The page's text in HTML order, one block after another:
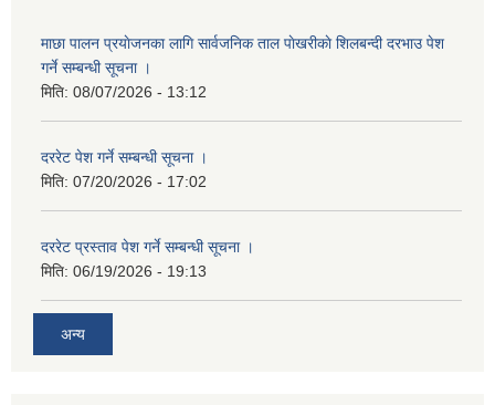
माछा पालन प्रयाेजनका लागि सार्वजनिक ताल पाेखरीकाे शिलबन्दी दरभाउ पेश
गर्ने सम्बन्धी सूचना ।
मिति: 08/07/2026 - 13:12
दररेट पेश गर्ने सम्बन्धी सूचना ।
मिति: 07/20/2026 - 17:02
दररेट प्रस्ताव पेश गर्ने सम्बन्धी सूचना ।
मिति: 06/19/2026 - 19:13
अन्य